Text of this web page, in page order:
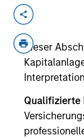
Dieser
Qualifizierte
in